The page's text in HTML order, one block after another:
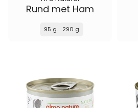
Rund met Ham
95 g 290 g